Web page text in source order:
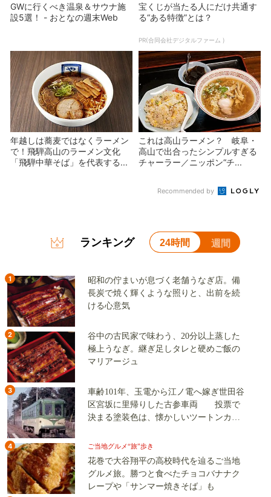
GWに行くべき温泉＆サウナ施
設5選！ - おとなの週末Web
宝くじが当たる人にだけ共通す
る“ある特徴”とは？
PR(合同会社デジタルファーム )
年越しは蕎麦ではなくラーメン
で！飛騨高山のラーメン文化
「飛騨中華そば」を代表する...
これは高山ラーメン？ 岐阜・
高山で出合ったシンプルすぎる
チャーラー／ニッポン“チ...
Recommended by
ランキング 24時間 週間
1
昭和の佇まいが息づく老舗うなぎ店。備
長炭で焼く輝くような照りと、出前を続
ける心意気
2
谷中の古民家で味わう、20分以上蒸した
極上うなぎ。継ぎ足しタレと硬めご飯の
マリアージュ
3
車齢101年、玉電から江ノ電へ嫁ぎ世田谷
区宮坂に里帰りした古参車両 投票で
決まる塗装色は、懐かしいツートンカラ
4 ご当地グルメ“旅”歩き
花巻で大谷翔平の高校時代を辿るご当地
グルメ旅。勝つと食べたチョコバナナク
レープや「サンマー焼きそば」も